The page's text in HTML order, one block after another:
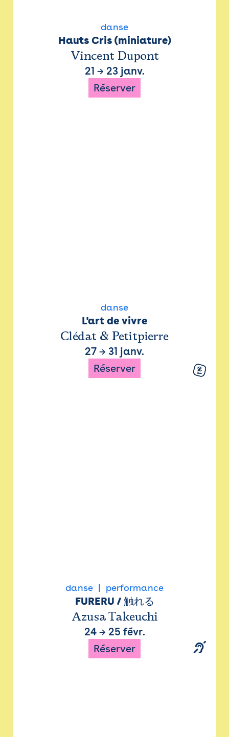
danse
Hauts Cris (miniature)
Vincent Dupont
21 → 23 janv.
Réserver
danse
L'art de vivre
Clédat & Petitpierre
27 → 31 janv.
Réserver
danse performance
FURERU / 触れる
Azusa Takeuchi
24→ 25 févr.
Réserver